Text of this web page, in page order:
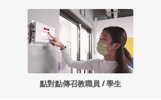
點對點傳召教職員 / 學生